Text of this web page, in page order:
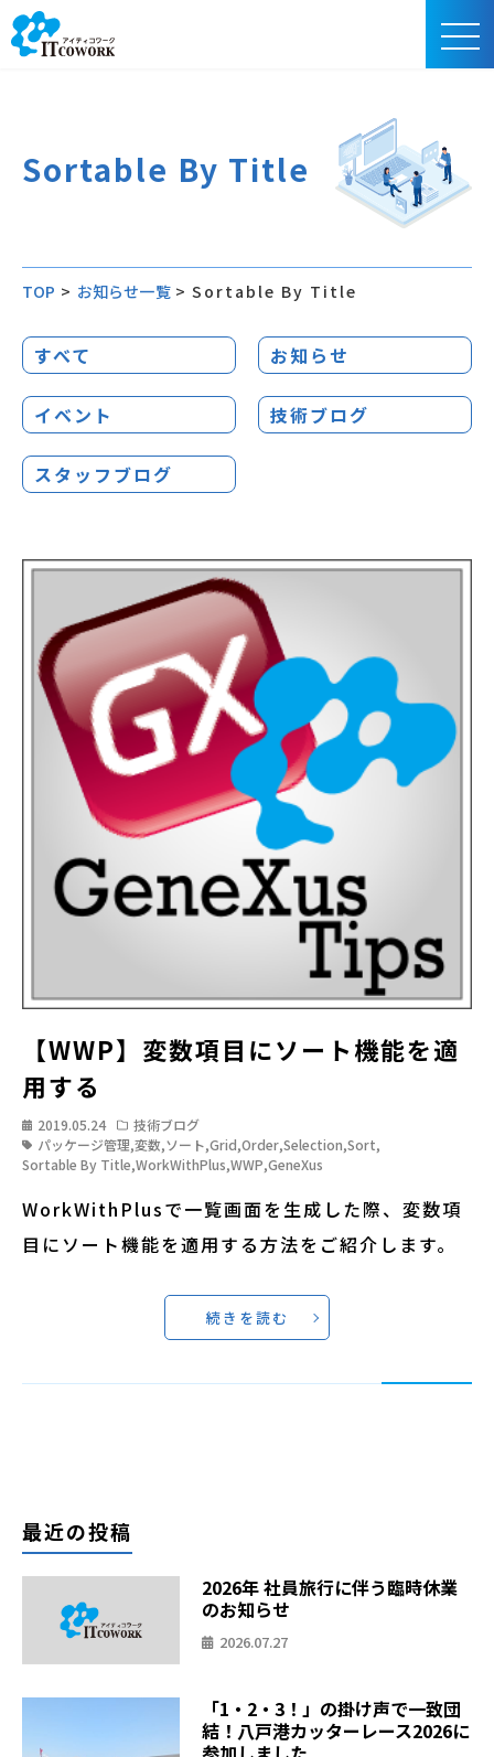
Sortable By Title
TOP > お知らせ一覧 > Sortable By Title
すべて お知らせ
イベント 技術ブログ
スタッフブログ
【WWP】変数項目にソート機能を適
用する
2019.05.24
技術ブログ
パッケージ管理,変数,ソート,Grid,Order,Selection,Sort,
Sortable By Title,WorkWithPlus,WWP,GeneXus
WorkWithPlusで一覧画面を生成した際、変数項
目にソート機能を適用する方法をご紹介します。
続きを読む
最近の投稿
2026年 社員旅行に伴う臨時休業
のお知らせ
2026.07.27
「1・2・3！」の掛け声で一致団
結！八戸港カッターレース2026に